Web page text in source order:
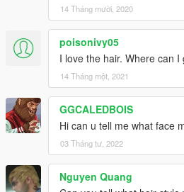
14 Tháng mười, 2020
poisonivy05
I love the hair. Where can I
14 Tháng một, 2021
GGCALEDBOIS
Hi can u tell me what face
03 Tháng tư, 2022
Nguyen Quang